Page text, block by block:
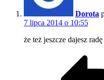
Dorota
7 lipca 2014 o 10:55
że też jeszcze dajesz